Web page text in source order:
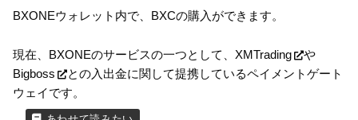
BXONEウォレット内で、BXCの購入ができます。
現在、BXONEのサービスの一つとして、 XMTrading
や
Bigboss
との入出金に関して提携しているペイメントゲート
ウェイです。